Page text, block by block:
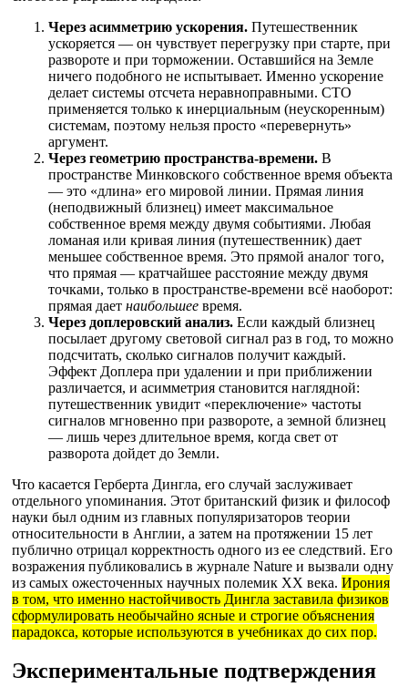
Через асимметрию ускорения. Путешественник
ускоряется — он чувствует перегрузку при старте, при
развороте и при торможении. Оставшийся на Земле
ничего подобного не испытывает. Именно ускорение
делает системы отсчета неравноправными. СТО
применяется только к инерциальным (неускоренным)
системам, поэтому нельзя просто «перевернуть»
аргумент.
Через геометрию пространства-времени. В
пространстве Минковского собственное время объекта
— это «длина» его мировой линии. Прямая линия
(неподвижный близнец) имеет максимальное
собственное время между двумя событиями. Любая
ломаная или кривая линия (путешественник) дает
меньшее собственное время. Это прямой аналог того,
что прямая — кратчайшее расстояние между двумя
точками, только в пространстве-времени всё наоборот:
прямая дает наибольшее время.
Через доплеровский анализ. Если каждый близнец
посылает другому световой сигнал раз в год, то можно
подсчитать, сколько сигналов получит каждый.
Эффект Доплера при удалении и при приближении
различается, и асимметрия становится наглядной:
путешественник увидит «переключение» частоты
сигналов мгновенно при развороте, а земной близнец
— лишь через длительное время, когда свет от
разворота дойдет до Земли.
Что касается Герберта Дингла, его случай заслуживает
отдельного упоминания. Этот британский физик и философ
науки был одним из главных популяризаторов теории
относительности в Англии, а затем на протяжении 15 лет
публично отрицал корректность одного из ее следствий. Его
возражения публиковались в журнале Nature и вызвали одну
из самых ожесточенных научных полемик XX века. Ирония
в том, что именно настойчивость Дингла заставила физиков
сформулировать необычайно ясные и строгие объяснения
парадокса, которые используются в учебниках до сих пор.
Экспериментальные подтверждения